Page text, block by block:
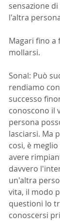
sensazione
l'altra
Magari fino a
mollarsi.
Sonal: Può
rendiamo
successo
conoscono il
persona
lasciarsi. Ma
cosi, è
avere
davvero
un'altra
vita, il modo
questioni lo
conoscersi